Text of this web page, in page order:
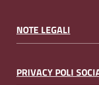
NOTE LEGALI
PRIVACY POLI